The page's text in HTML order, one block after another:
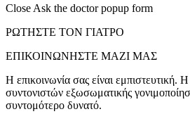
Close Ask the doctor popup form
ΡΩΤΗΣΤΕ ΤΟΝ ΓΙΑΤΡΟ
ΕΠΙΚΟΙΝΩΝΗΣΤΕ ΜΑΖΙ ΜΑΣ
Η επικοινωνία σας είναι εμπιστευτική.
συντονιστών εξωσωματικής
συντομότερο δυνατό.